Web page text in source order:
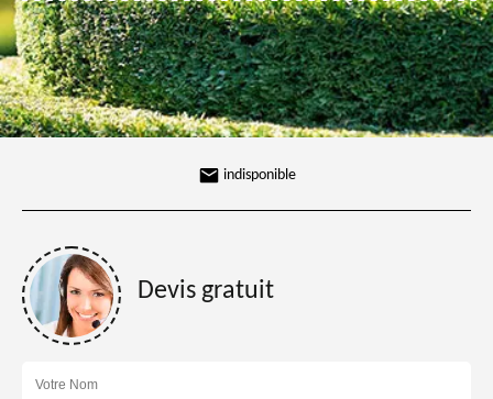
indisponible
Devis gratuit